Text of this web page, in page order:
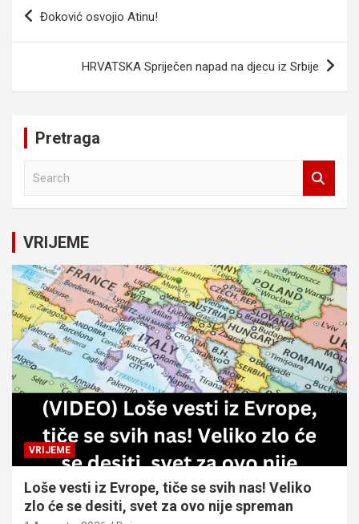
Đoković osvojio Atinu!
HRVATSKA Spriječen napad na djecu iz Srbije
Pretraga
c
h
VRIJEME
VRIJEME
Loše vesti iz Evrope, tiče se svih nas! Veliko
zlo će se desiti, svet za ovo nije spreman